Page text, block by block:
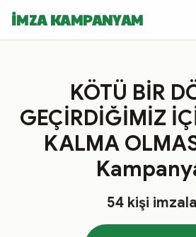
İMZA KAMPANYAM
KÖTÜ BİR
GEÇİRDİĞİMİZ
KALMA
54 kişi